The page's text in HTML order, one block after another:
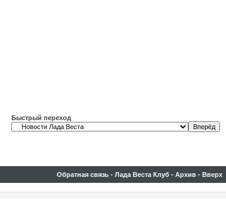
Быстрый переход
Обратная связь - Лада Веста Клуб - Архив - Вверх